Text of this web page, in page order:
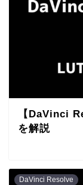
【DaVinci
を解説
DaVinci Resolve